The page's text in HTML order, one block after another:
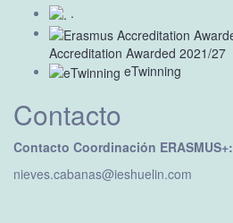
.
Accreditation Awarded 2021/27
eTwinning
Contacto
Contacto Coordinación ERASMUS+:
nieves.cabanas@ieshuelin.com